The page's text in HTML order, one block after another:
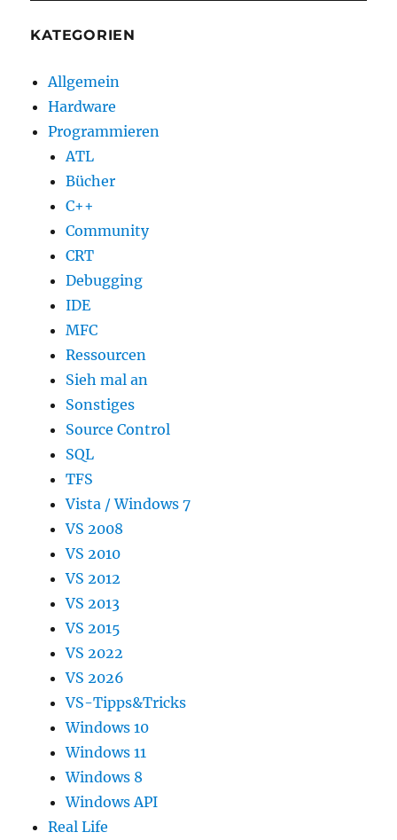
KATEGORIEN
Allgemein
Hardware
Programmieren
ATL
Bücher
C++
Community
CRT
Debugging
IDE
MFC
Ressourcen
Sieh mal an
Sonstiges
Source Control
SQL
TFS
Vista / Windows 7
VS 2008
VS 2010
VS 2012
VS 2013
VS 2015
VS 2022
VS 2026
VS-Tipps&Tricks
Windows 10
Windows 11
Windows 8
Windows API
Real Life